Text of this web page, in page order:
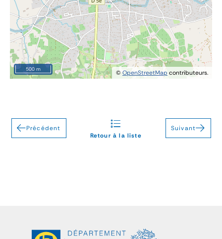
©OpenStreetMap contributeurs.
500 m
Précédent
Retour à la liste
Suivant